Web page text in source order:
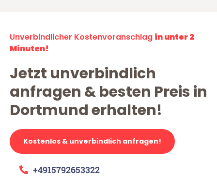
Unverbindlicher Kostenvoranschlag in unter 2
Minuten!
Jetzt unverbindlich
anfragen & besten Preis in
Dortmund erhalten!
Kostenlos & unverbindlich anfragen!
+4915792653322